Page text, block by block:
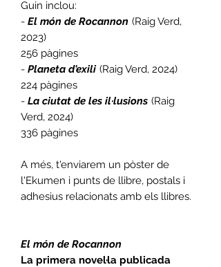
Guin inclou:
- El món de Rocannon (Raig Verd,
2023)
256 pàgines
- Planeta d'exili (Raig Verd, 2024)
224 pàgines
- La ciutat de les il·lusions (Raig
Verd, 2024)
336 pàgines
A més, t'enviarem un pòster de
l'Ekumen i punts de llibre, postals i
adhesius relacionats amb els llibres.
El món de Rocannon
La primera novel·la publicada